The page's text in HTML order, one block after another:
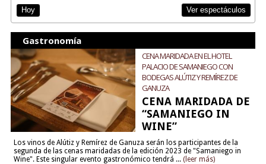
Hoy Ver espectáculos
Gastronomía
CENA MARIDADA EN EL HOTEL
PALACIO DE SAMANIEGO CON
BODEGAS ALÚTIZ Y REMÍREZ DE
GANUZA
CENA MARIDADA DE
“SAMANIEGO IN
WINE”
Los vinos de Alútiz y Remírez de Ganuza serán los participantes de la
segunda de las cenas maridadas de la edición 2023 de "Samaniego in
Wine". Este singular evento gastronómico tendrá ... (leer más)